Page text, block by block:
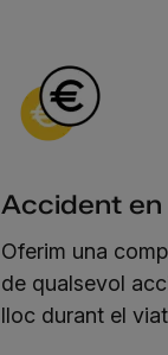
Accident
Oferim una
de qualsevol
lloc durant el